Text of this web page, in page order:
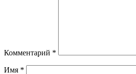
Комментарий *
Имя *